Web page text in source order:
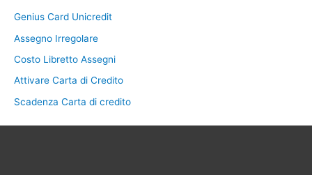
Genius Card Unicredit
Assegno Irregolare
Costo Libretto Assegni
Attivare Carta di Credito
Scadenza Carta di credito